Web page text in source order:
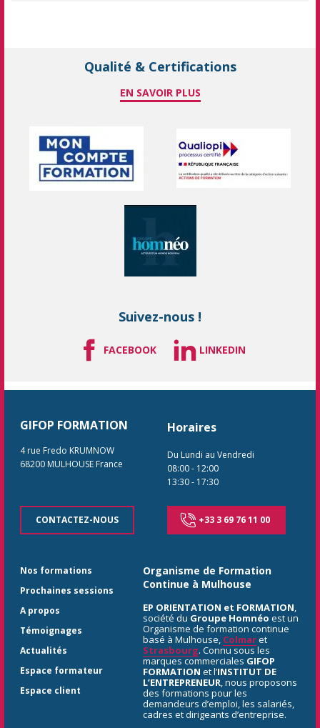
Qualité & Certifications
EN SAVOIR PLUS
Suivez-nous !
FACEBOOK LINKEDIN
GIFOP FORMATION
4 rue Fredo KRUMNOW
68200 MULHOUSE France
CONTACTEZ-NOUS
Horaires
Du Lundi au Vendredi
08:00- 12:00
13:30- 17:30
+33 3 69 76 11 00
Nos formations
Prochaines sessions
A propos
Témoignages
Actualités
Espace formateur
Espace client
Organisme de Formation
Continue à Mulhouse
EP ORIENTATION et FORMATION,
société du Groupe Homnéo est un
Organisme de formation continue
basé à Mulhouse, Colmaret
Strasbourg. Connu sous les
marques commerciales GIFOP
FORMATION et l’INSTITUT DE
L’ENTREPRENEUR, nous proposons
des formations pour les
demandeurs d’emploi, les salariés,
cadres et dirigeants d’entreprise.